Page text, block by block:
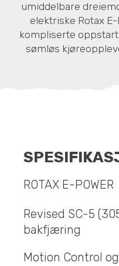
umiddelbare
elektriske Rotax
kompliserte
sømløs
ROTAX E-POWER
Revised SC-5
bakfjæring
Motion Control